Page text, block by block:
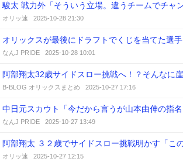
駿太 戦力外「そういう立場。違うチームでチャ
オリッ速 2025-10-28 21:30
オリックスが最後にドラフトでくじを当てた選
なんJ PRIDE 2025-10-28 10:01
阿部翔太32歳サイドスロー挑戦へ！？そんなに
B-BLOG オリックスまとめ 2025-10-27 17:16
中日元スカウト「今だから言うが山本由伸の指
なんJ PRIDE 2025-10-27 13:49
阿部翔太 ３２歳でサイドスロー挑戦明かす「こ
オリッ速 2025-10-27 12:15